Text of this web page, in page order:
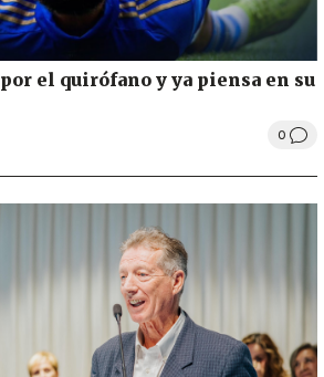
el quirófano y ya piensa en su
0